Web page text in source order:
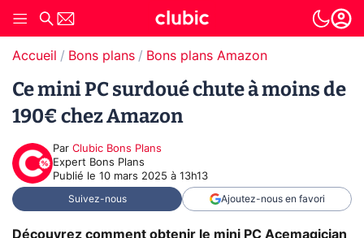
Accueil Bons plans Bons plans Amazon
Ce mini PC surdoué chute à moins de
190€ chez Amazon
Par Clubic Bons Plans
Expert Bons Plans
Publié le 10 mars 2025 à 13h13
Suivez-nous Ajoutez-nous en favori
Découvrez comment obtenir le mini PC Acemagician